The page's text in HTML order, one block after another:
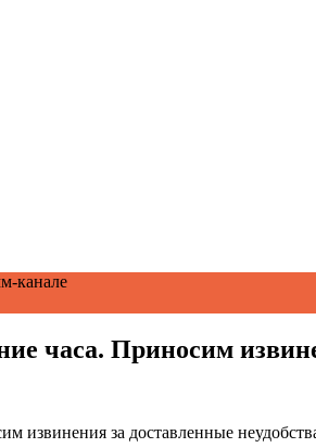
канале
часа. Приносим
извинения за доставленные